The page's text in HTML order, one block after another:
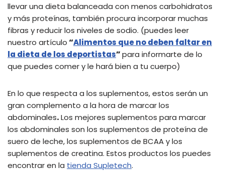
llevar una dieta balanceada con menos carbohidratos
y más proteínas, también procura incorporar muchas
fibras y reducir los niveles de sodio. (puedes leer
nuestro artículo“Alimentos que no deben faltar en
la dieta de los deportistas”para informarte de lo
que puedes comer y le hará bien a tu cuerpo)
En lo que respecta a los suplementos, estos serán un
gran complemento a la hora de marcar los
abdominales.Los mejores suplementos para marcar
los abdominales son los suplementos de proteína de
suero de leche, los suplementos de BCAA y los
suplementos de creatina. Estos productos los puedes
encontrar en la tienda Supletech.